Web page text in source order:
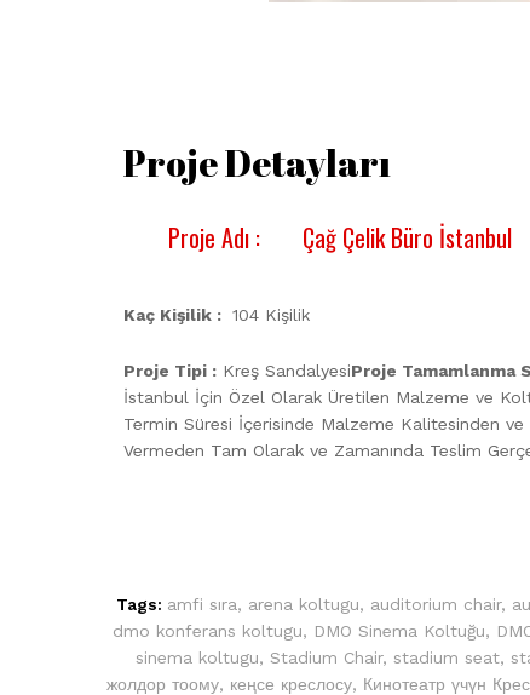
Proje Detayları
Proje Adı : Çağ Çelik Büro İstanbul
Kaç Kişilik : 104 Kişilik
Proje Tipi : Kreş SandalyesiProje Tamamlanma
İstanbul İçin Özel Olarak Üretilen Malzeme ve
Termin Süresi İçerisinde Malzeme Kalitesinden
Vermeden Tam Olarak ve Zamanında Teslim
Tags: amfi sıra, arena koltugu, auditorium chair,
dmo konferans koltugu, DMO Sinema Koltuğu,
sinema koltugu, Stadium Chair, stadium seat,
жолдор тоому, кеңсе креслосу, Кинотеатр үчүн